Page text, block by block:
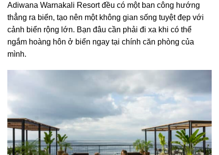
Adiwana Warnakali Resort đều có một ban công hướng
thẳng ra biển, tạo nên một không gian sống tuyệt đẹp với
cảnh biển rộng lớn. Bạn đâu cần phải đi xa khi có thể
ngắm hoàng hôn ở biển ngay tại chính căn phòng của
mình.